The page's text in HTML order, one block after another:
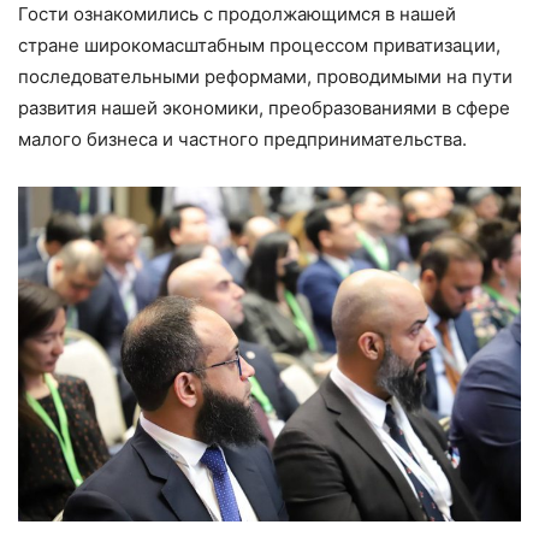
Гости ознакомились с продолжающимся в нашей
стране широкомасштабным процессом приватизации,
последовательными реформами, проводимыми на пути
развития нашей экономики, преобразованиями в сфере
малого бизнеса и частного предпринимательства.